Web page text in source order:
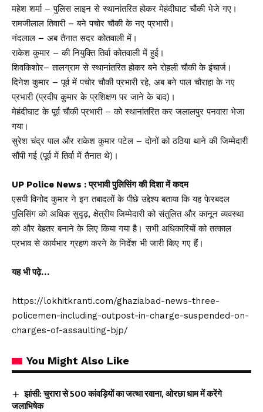
महेश शर्मा – पुलिस लाइन से स्थानांतरित होकर मेहंदीघाट चौकी भेजे गए।
रामजीलाल तिवारी – बने पचोर चौकी के नए प्रभारी।
नंदलाल – अब तैनात सदर कोतवाली में।
राकेश कुमार – की नियुक्ति तिर्वा कोतवाली में हुई।
शिवकिशोर– तालग्राम से स्थानांतरित होकर बने रोहली चौकी के इंचार्ज।
दिनेश कुमार – पूर्व में पचोर चौकी प्रभारी रहे, अब बने पाल चौराहा के नए
प्रभारी (प्रदीप कुमार के प्रशिक्षण पर जाने के बाद)।
मेहंदीघाट के पूर्व चौकी प्रभारी – को स्थानांतरित कर जलालपुर पनवारा भेजा
गया।
सुरेश चंद्र पाल और राकेश कुमार पटेल – दोनों को ठठिया थाने की जिम्मेदारी
सौंपी गई (पूर्व में तिर्वा में तैनात थे)।
UP Police News : प्रभावी पुलिसिंग की दिशा में कदम
एसपी विनोद कुमार ने इन तबादलों के पीछे उद्देश्य बताया कि यह फेरबदल
पुलिसिंग को अधिक सुदृढ़, क्षेत्रीय जिम्मेदारी को संतुलित और कानून व्यवस्था
को और बेहतर बनाने के लिए किया गया है। सभी अधिकारियों को तत्काल
प्रभाव से कार्यभार ग्रहण करने के निर्देश भी जारी किए गए हैं।
यह भी पढ़े…
https://lokhitkranti.com/ghaziabad-news-three-
policemen-including-outpost-in-charge-suspended-on-
charges-of-assaulting-bjp/
You Might Also Like
झांसी: चुरारा से 500 कांवड़ियों का जत्था रवाना, ओरछा धाम में करेंगे
जलाभिषेक